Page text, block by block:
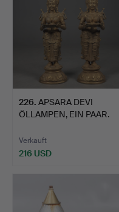
226. APSARA DEVI
ÖLLAMPEN, EIN PAAR.
Verkauft
216 USD